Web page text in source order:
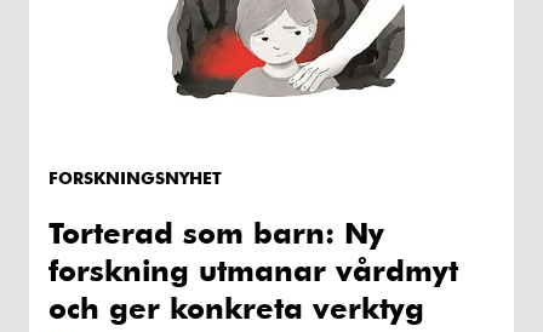
FORSKNINGSNYHET
Torterad som barn: Ny
forskning utmanar vårdmyt
och ger konkreta verktyg